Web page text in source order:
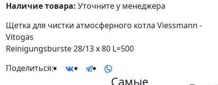
Наличие товара: Уточните у менеджера
Щетка для чистки атмосферного котла Viessmann -
Vitogas
Reinigungsburste 28/13 x 80 L=500
Поделиться:
Самые